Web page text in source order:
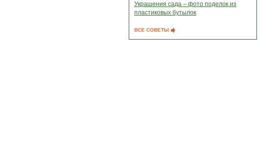
Украшения сада – фото поделок из
пластиковых бутылок
ВСЕ СОВЕТЫ